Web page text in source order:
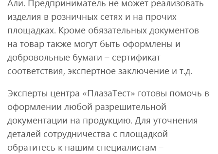
Али. Предприниматель не может реализовать
изделия в розничных сетях и на прочих
площадках. Кроме обязательных документов
на товар также могут быть оформлены и
добровольные бумаги – сертификат
соответствия, экспертное заключение и т.д.
Эксперты центра «ПлазаТест» готовы помочь в
оформлении любой разрешительной
документации на продукцию. Для уточнения
деталей сотрудничества с площадкой
обратитесь к нашим специалистам –